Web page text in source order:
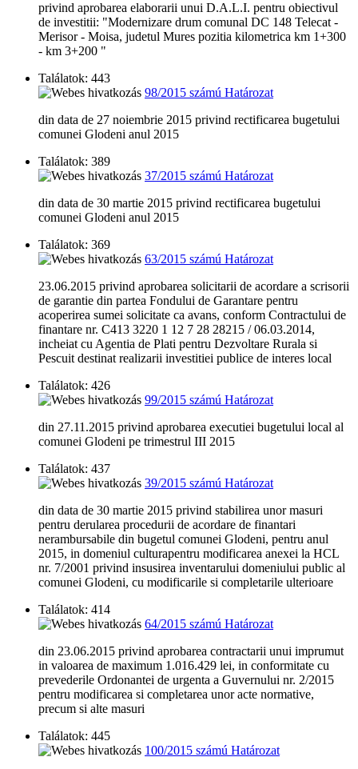
privind aprobarea elaborarii unui D.A.L.I. pentru obiectivul
de investitii: "Modernizare drum comunal DC 148 Telecat -
Merisor - Moisa, judetul Mures pozitia kilometrica km 1+300
- km 3+200 "
Találatok: 443
98/2015 számú Határozat
din data de 27 noiembrie 2015 privind rectificarea bugetului
comunei Glodeni anul 2015
Találatok: 389
37/2015 számú Határozat
din data de 30 martie 2015 privind rectificarea bugetului
comunei Glodeni anul 2015
Találatok: 369
63/2015 számú Határozat
23.06.2015 privind aprobarea solicitarii de acordare a scrisorii
de garantie din partea Fondului de Garantare pentru
acoperirea sumei solicitate ca avans, conform Contractului de
finantare nr. C413 3220 1 12 7 28 28215 / 06.03.2014,
incheiat cu Agentia de Plati pentru Dezvoltare Rurala si
Pescuit destinat realizarii investitiei publice de interes local
Találatok: 426
99/2015 számú Határozat
din 27.11.2015 privind aprobarea executiei bugetului local al
comunei Glodeni pe trimestrul III 2015
Találatok: 437
39/2015 számú Határozat
din data de 30 martie 2015 privind stabilirea unor masuri
pentru derularea procedurii de acordare de finantari
nerambursabile din bugetul comunei Glodeni, pentru anul
2015, in domeniul culturapentru modificarea anexei la HCL
nr. 7/2001 privind insusirea inventarului domeniului public al
comunei Glodeni, cu modificarile si completarile ulterioare
Találatok: 414
64/2015 számú Határozat
din 23.06.2015 privind aprobarea contractarii unui imprumut
in valoarea de maximum 1.016.429 lei, in conformitate cu
prevederile Ordonantei de urgenta a Guvernului nr. 2/2015
pentru modificarea si completarea unor acte normative,
precum si alte masuri
Találatok: 445
100/2015 számú Határozat